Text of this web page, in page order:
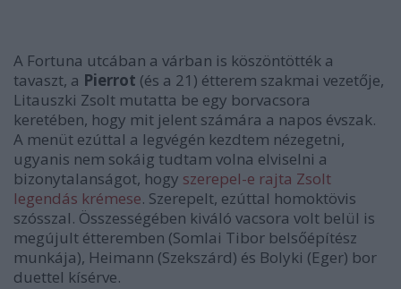
A Fortuna utcában a várban is köszöntötték a
tavaszt, a Pierrot (és a 21) étterem szakmai vezetője,
Litauszki Zsolt mutatta be egy borvacsora
keretében, hogy mit jelent számára a napos évszak.
A menüt ezúttal a legvégén kezdtem nézegetni,
ugyanis nem sokáig tudtam volna elviselni a
bizonytalanságot, hogy szerepel-e rajta Zsolt
legendás krémese. Szerepelt, ezúttal homoktövis
szósszal. Összességében kiváló vacsora volt belül is
megújult étteremben (Somlai Tibor belsőépítész
munkája), Heimann (Szekszárd) és Bolyki (Eger) bor
duettel kísérve.